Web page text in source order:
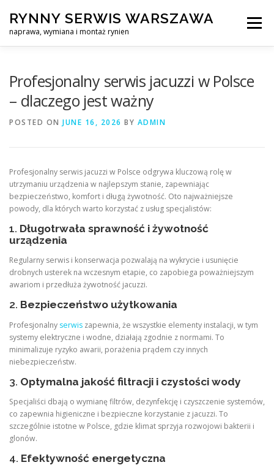
content
RYNNY SERWIS WARSZAWA
naprawa, wymiana i montaż rynien
Menu
Profesjonalny serwis jacuzzi w Polsce
– dlaczego jest ważny
POSTED ON JUNE 16, 2026 BY ADMIN
Profesjonalny serwis jacuzzi w Polsce odgrywa kluczową rolę w
utrzymaniu urządzenia w najlepszym stanie, zapewniając
bezpieczeństwo, komfort i długą żywotność. Oto najważniejsze
powody, dla których warto korzystać z usług specjalistów:
1. Długotrwała sprawność i żywotność
urządzenia
Regularny serwis i konserwacja pozwalają na wykrycie i usunięcie
drobnych usterek na wczesnym etapie, co zapobiega poważniejszym
awariom i przedłuża żywotność jacuzzi.
2. Bezpieczeństwo użytkowania
Profesjonalny serwis zapewnia, że wszystkie elementy instalacji, w tym
systemy elektryczne i wodne, działają zgodnie z normami. To
minimalizuje ryzyko awarii, porażenia prądem czy innych
niebezpieczeństw.
3. Optymalna jakość filtracji i czystości wody
Specjaliści dbają o wymianę filtrów, dezynfekcję i czyszczenie systemów,
co zapewnia higieniczne i bezpieczne korzystanie z jacuzzi. To
szczególnie istotne w Polsce, gdzie klimat sprzyja rozwojowi bakterii i
glonów.
4. Efektywność energetyczna